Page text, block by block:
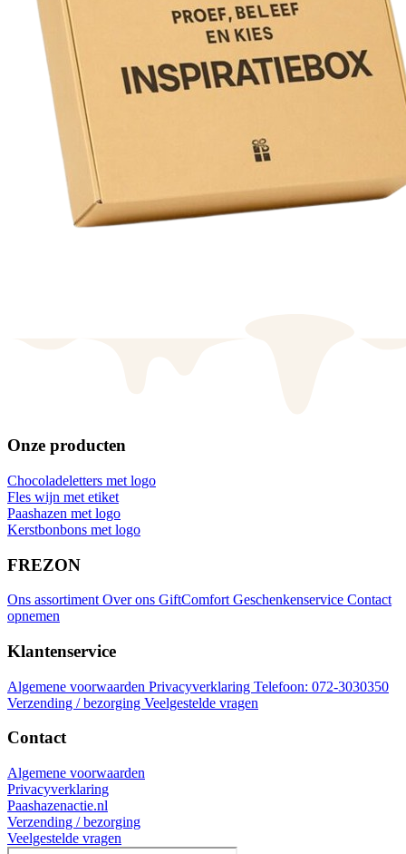
Onze producten
Chocoladeletters met logo
Fles wijn met etiket
Paashazen met logo
Kerstbonbons met logo
FREZON
Ons assortiment Over ons GiftComfort Geschenkenservice Contact
opnemen
Klantenservice
Algemene voorwaarden Privacyverklaring Telefoon: 072-3030350
Verzending / bezorging Veelgestelde vragen
Contact
Algemene voorwaarden
Privacyverklaring
Paashazenactie.nl
Verzending / bezorging
Veelgestelde vragen